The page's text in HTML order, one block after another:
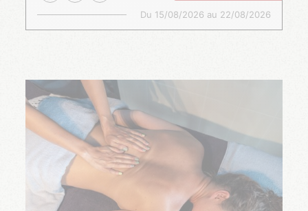
Du 15/08/2026 au 22/08/2026